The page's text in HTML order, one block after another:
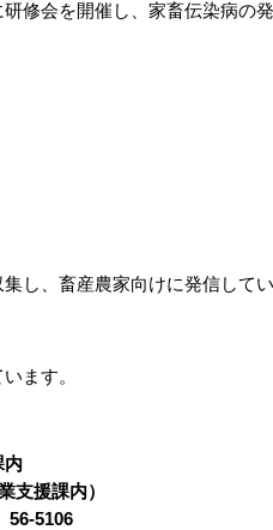
修会を開催し、家畜伝染病の
し、畜産農家向けに発信して
ます。
内
支援課内）
56-5106